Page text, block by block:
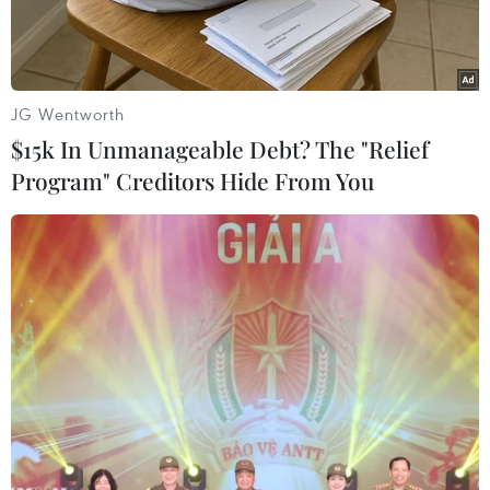
Sân bay Munich. (Nguồn: internationalairportreview.com)
Ngày 27/8, một phần của sân bay Munich của
Đức đã sơ tán sau khi một người đàn ông lạ mặt
đi vào khu vực cảng mà không qua cửa kiểm tra
an ninh.
JG Wentworth
$15k In Unmanageable Debt? The "Relief
Program" Creditors Hide From You